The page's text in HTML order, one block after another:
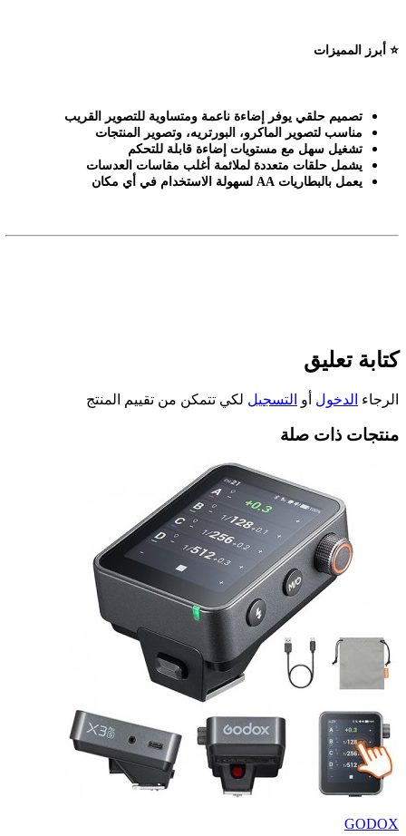
⭐ أبرز المميزات
تصميم حلقي يوفر إضاءة ناعمة ومتساوية للتصوير القريب
مناسب لتصوير الماكرو، البورتريه، وتصوير المنتجات
تشغيل سهل مع مستويات إضاءة قابلة للتحكم
يشمل حلقات متعددة لملائمة أغلب مقاسات العدسات
يعمل بالبطاريات
لسهولة الاستخدام في أي مكان
كتابة تعليق
الرجاء الدخول أو التسجيل لكي تتمكن من تقييم المنتج
منتجات ذات صلة
GODOX